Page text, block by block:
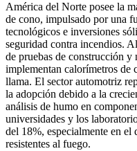
América del Norte posee la
de cono, impulsado por una
tecnológicos e inversiones
seguridad contra incendios.
de pruebas de construcción
implementan calorímetros de
llama. El sector automotriz
la adopción debido a la
análisis de humo en
universidades y los
del 18%, especialmente en el
resistentes al fuego.